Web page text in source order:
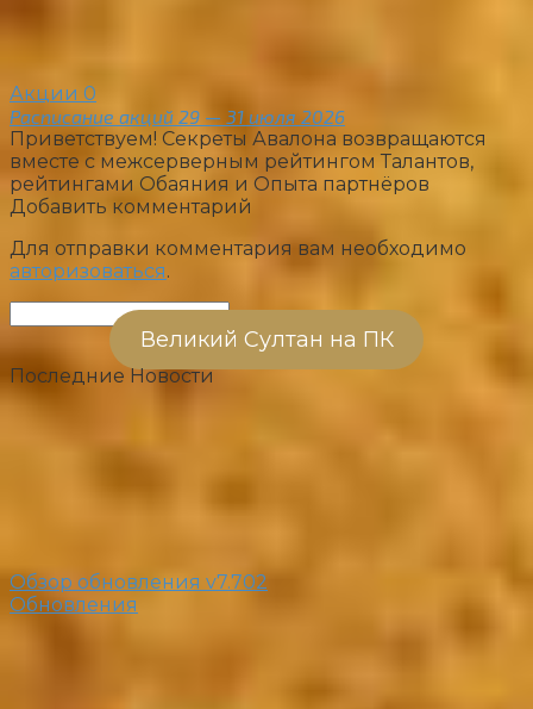
Акции 0
Расписание акций 29 — 31 июля 2026
Приветствуем! Секреты Авалона возвращаются
вместе с межсерверным рейтингом Талантов,
рейтингами Обаяния и Опыта партнёров
Добавить комментарий
Для отправки комментария вам необходимо
авторизоваться.
Великий Султан на ПК
Последние Новости
Обзор обновления v7.702
Обновления